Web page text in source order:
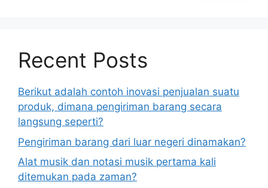
Recent Posts
Berikut adalah contoh inovasi penjualan suatu
produk, dimana pengiriman barang secara
langsung seperti?
Pengiriman barang dari luar negeri dinamakan?
Alat musik dan notasi musik pertama kali
ditemukan pada zaman?